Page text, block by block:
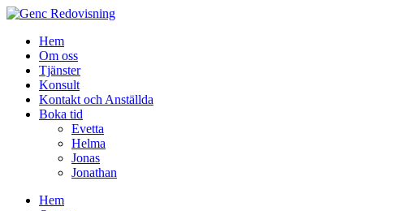
Hem
Om oss
Tjänster
Konsult
Kontakt och Anställda
Boka tid
Evetta
Helma
Jonas
Jonathan
Hem